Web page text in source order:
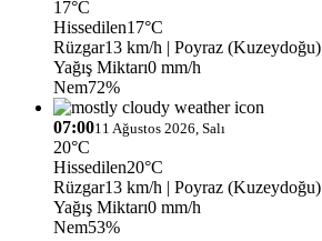
17°C
Hissedilen17°C
Rüzgar13 km/h | Poyraz (Kuzeydoğu)
Yağış Miktarı0 mm/h
Nem72%
07:0011 Ağustos 2026, Salı
20°C
Hissedilen20°C
Rüzgar13 km/h | Poyraz (Kuzeydoğu)
Yağış Miktarı0 mm/h
Nem53%